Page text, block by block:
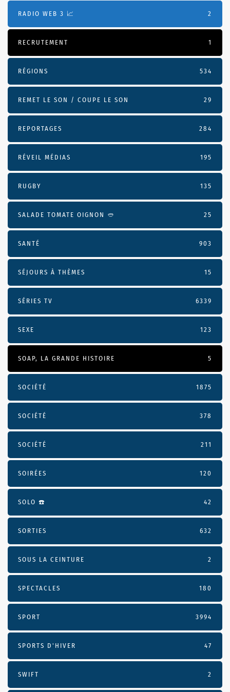
RADIO WEB 3 📈 2
RECRUTEMENT 1
RÉGIONS 534
REMET LE SON / COUPE LE SON 29
REPORTAGES 284
RÉVEIL MÉDIAS 195
RUGBY 135
SALADE TOMATE OIGNON 🥙 25
SANTÉ 903
SÉJOURS À THÈMES 15
SÉRIES TV 6339
SEXE 123
SOAP, LA GRANDE HISTOIRE 5
SOCIÉTÉ 1875
SOCIÉTÉ 378
SOCIÉTÉ 211
SOIRÉES 120
SOLO ☎️ 42
SORTIES 632
SOUS LA CEINTURE 2
SPECTACLES 180
SPORT 3994
SPORTS D'HIVER 47
SWIFT 2